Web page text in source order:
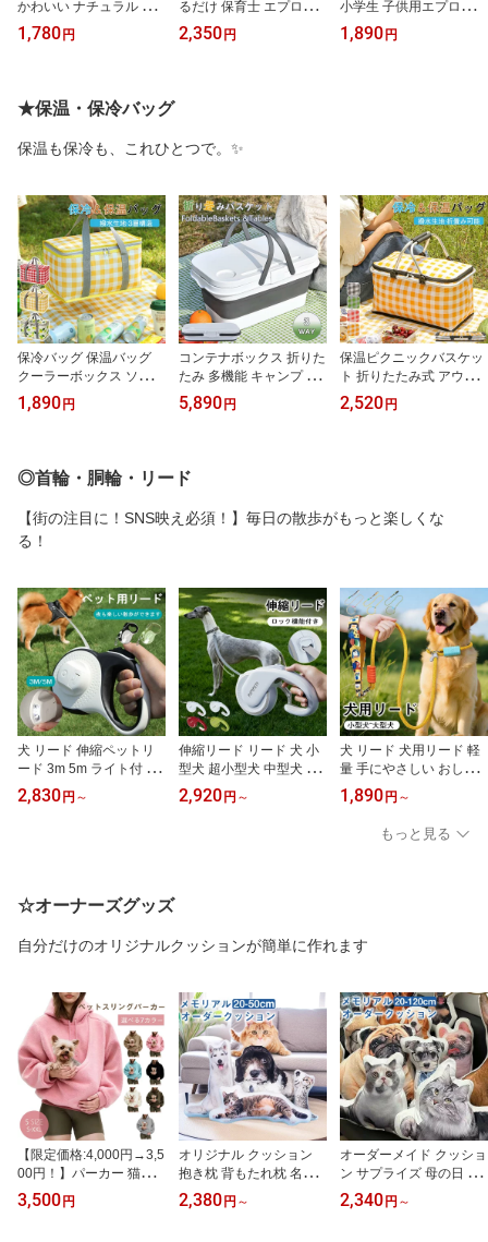
かわいい ナチュラル 北
欧 カフェ 韓国無地 シン
プル ドレスエプロン お
ス レストラン 美容師 前
結び エステ レディース
レゼント キッチン
1,780 円
るだけ 保育士 エプロン
ワンピース 北欧 おしゃ
れ ロング ガーデニング
ト付 汚防止
2,350 円
小学生 子供用エプロン
首掛け 撥水 かぶるだけ
こども おしゃれ 女の子
1,890 円
★保温・保冷バッグ
保温も保冷も、これひとつで。✨
保冷バッグ 保温バッグ
クーラーボックス ソフト
クーラーバッグ アイスパ
ック 折り畳み 大容量 大
手提げ
1,890 円
コンテナボックス 折りた
たみ 多機能 キャンプ 収
納ボックス 折り畳み式
テーブル 蓋付き 大容量
プギア収納 ギアボックス
ギアコンテナ キャンプ用
5,890 円
保温ピクニックバスケッ
ト 折りたたみ式 アウト
ドア クーラーバッグ 携
帯用 ランチバッグ 手提
温度キープ 冷温両用
2,520 円
◎首輪・胴輪・リード
【街の注目に！SNS映え必須！】毎日の散歩がもっと楽しくな
る！
犬 リード 伸縮ペットリ
ード 3m 5m ライト付 LE
Dライト付き 噛みつき防
止ワイヤー 小型犬中型犬
2,830 円 ～
伸縮リード リード 犬 小
型犬 超小型犬 中型犬 子
犬 3m 5m 犬用リード 伸
縮 犬用伸縮リード お散
2,920 円 ～
犬 リード 犬用リード 軽
量 手にやさしい おしゃ
れ 丈夫 頑丈 小型犬 中型
犬 大型犬対応 散歩用 迷
子防止 トレーニング 洗
える フレンチブルドッグ
1,890 円 ～
もっと見る
☆オーナーズグッズ
自分だけのオリジナルクッションが簡単に作れます
【限定価格:4,000円→3,5
00円！】パーカー 猫抱
っこ用服 レディース 猫
犬 猫入れるパーカー ス
3,500 円
オリジナル クッション
抱き枕 背もたれ枕 名入
れ 抱き枕 オーダー メモ
リアルクッション 両面写
2,380 円 ～
オーダーメイド クッショ
ン サプライズ 母の日 誕
生日 プレゼント贈り物ギ
フトお返し ペット グッ
2,340 円 ～